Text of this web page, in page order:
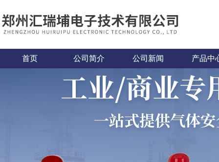
首页 公司简介 公司新闻 产品中